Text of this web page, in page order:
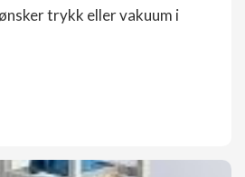
trykk eller vakuum i